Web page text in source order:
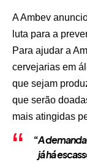
A Ambev
luta para a
Para ajudar a
cervejarias em
que sejam
que serão
mais atingidas
“A
já há